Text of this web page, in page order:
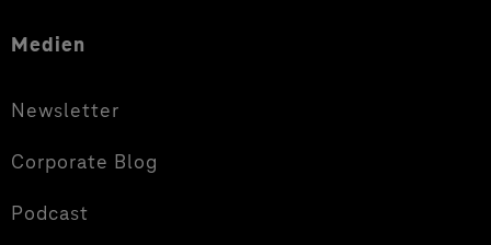
Medien
Newsletter
Corporate Blog
Podcast